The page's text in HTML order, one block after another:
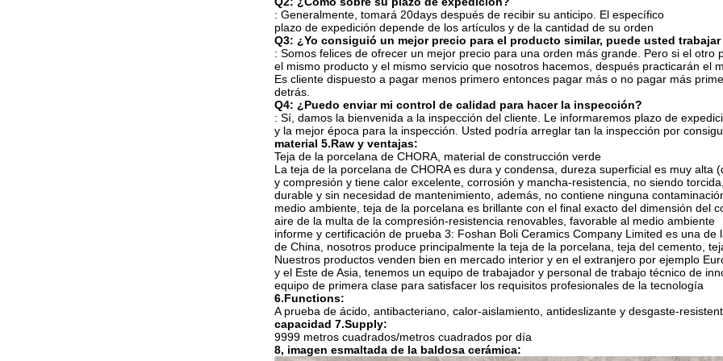
: Generalmente, tomará 20days después de recibir su anticipo. El específico
plazo de expedición depende de los artículos y de la cantidad de su orden
Q3: ¿Yo consiguió un mejor precio para el producto similar, puede usted
: Somos felices de ofrecer un mejor precio para una orden más grande. Pero si el otro
el mismo producto y el mismo servicio que nosotros hacemos, después practicarán el
Es cliente dispuesto a pagar menos primero entonces pagar más o no pagar más
detrás.
Q4: ¿Puedo enviar mi control de calidad para hacer la inspección?
: Sí, damos la bienvenida a la inspección del cliente. Le informaremos plazo de
y la mejor época para la inspección. Usted podría arreglar tan la inspección por
material 5.Raw y ventajas:
Teja de la porcelana de CHORA, material de construcción verde
La teja de la porcelana de CHORA es dura y condensa, dureza superficial es muy
y compresión y tiene calor excelente, corrosión y mancha-resistencia, no siendo
durable y sin necesidad de mantenimiento, además, no contiene ninguna
medio ambiente, teja de la porcelana es brillante con el final exacto del dimensión del
aire de la multa de la compresión-resistencia renovables, favorable al medio ambiente
informe y certificación de prueba 3: Foshan Boli Ceramics Company Limited es una
de China, nosotros produce principalmente la teja de la porcelana, teja del cemento,
Nuestros productos venden bien en mercado interior y en el extranjero por ejemplo
y el Este de Asia, tenemos un equipo de trabajador y personal de trabajo técnico de
equipo de primera clase para satisfacer los requisitos profesionales de la tecnología
6.Functions:
A prueba de ácido, antibacteriano, calor-aislamiento, antideslizante y desgaste-
capacidad 7.Supply:
9999 metros cuadrados/metros cuadrados por día
8, imagen esmaltada de la baldosa cerámica: